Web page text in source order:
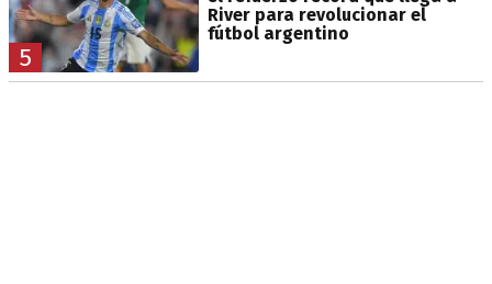
5
River para revolucionar el
fútbol argentino